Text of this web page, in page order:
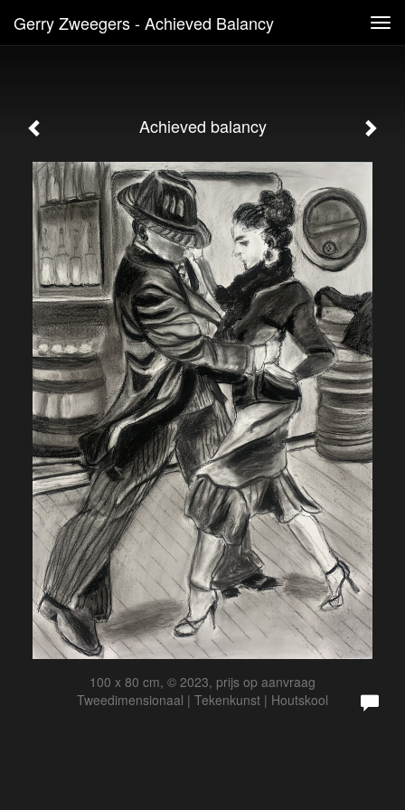
Gerry Zweegers - Achieved Balancy
Achieved balancy
100 x 80 cm, © 2023, prijs op aanvraag
Tweedimensionaal | Tekenkunst | Houtskool